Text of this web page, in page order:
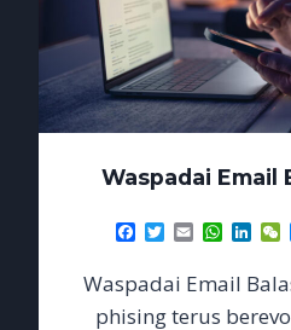
Waspadai Email
Facebook
TwitterEmail
Waspadai Email
phising terus